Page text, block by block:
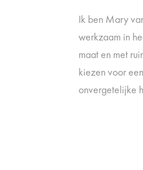
Ik ben Mary
werkzaam in
maat en met
kiezen voor
onvergetelijke